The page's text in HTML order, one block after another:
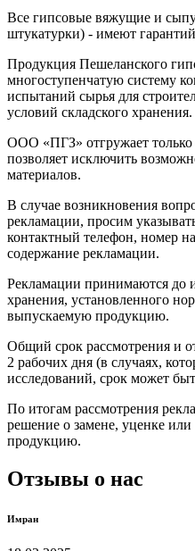
Все гипсовые вяжущие и
штукатурки) - имеют
Продукция Пешеланского
многоступенчатую систему
испытаний сырья для
условий складского хранения.
ООО «ПГЗ» отгружает
позволяет исключить
материалов.
В случае возникновения
рекламации, просим
контактный телефон, номер
содержание рекламации.
Рекламации принимаются до
хранения, установленного
выпускаемую продукцию.
Общий срок рассмотрения и
2 рабочих дня (в случаях,
исследований, срок может
По итогам рассмотрения
решение о замене, уценке или
продукцию.
Отзывы о нас
Имран